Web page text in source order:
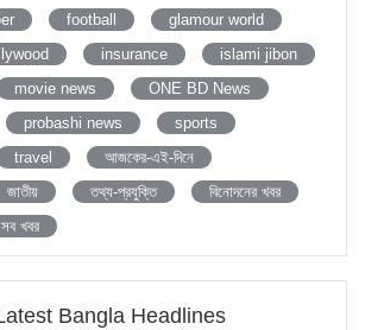
football
glamour world
insurance
islami jibon
movie news
ONE BD News
probashi news
sports
travel
আজকের-এই-দিনে
জাতীয় তথ্য-প্রযুক্তি
বিনোদনের খবর
সব খবর
Latest Bangla Headlines